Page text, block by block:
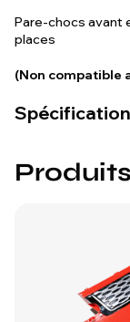
Pare-chocs avant
places
(Non compatible